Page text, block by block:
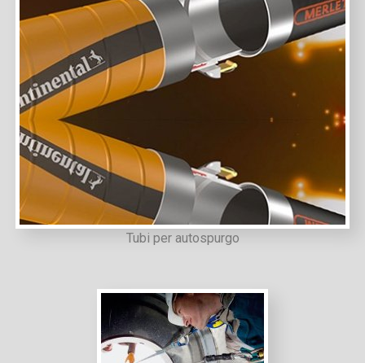
Tubi per autospurgo